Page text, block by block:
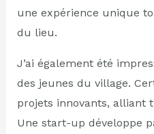
une expérience unique
du lieu.
J’ai également été
des jeunes du village.
projets innovants, alliant
Une start-up développe